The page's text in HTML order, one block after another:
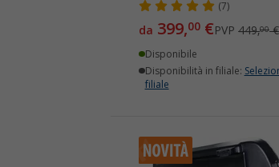
(7)
da 399,00 €PVP449,00€
Disponibile
Disponibilità in filiale:
filiale